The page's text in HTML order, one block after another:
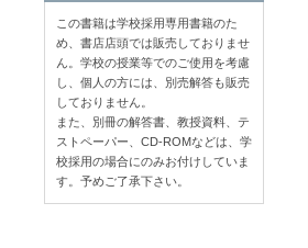
この書籍は学校採用専用書籍のた
め、書店店頭では販売しておりませ
ん。学校の授業等でのご使用を考慮
し、個人の方には、別売解答も販売
しておりません。
また、別冊の解答書、教授資料、テ
ストペーパー、CD-ROMなどは、学
校採用の場合にのみお付けしていま
す。予めご了承下さい。